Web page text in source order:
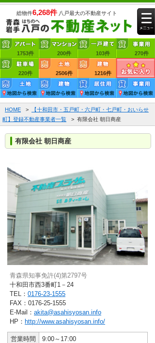
総物件6,268件八戸最大の不動産サイト
賃貸アパート
1753件 賃貸マンション
200件 賃貸一戸建て
103件 270件
賃貸事業用
220件 売買土地
2506件 売買建物
1216件
HOME >
【十和田市・五戸町・六戸町・七戸町・おいらせ
町】登録不動産事業者一覧
> 有限会社 朝日商産
有限会社 朝日商産
青森県知事免許(4)第2797号
十和田市西3番町1－24
TEL： 0176-23-1555
FAX：0176-25-1555
E-Mail： akita@asahisyosan.info
HP： http://www.asahisyosan.info/
営業時間
9:00～17:00